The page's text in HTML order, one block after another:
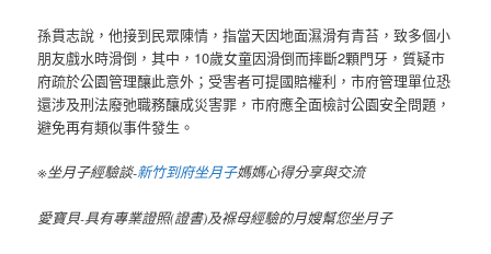
孫貫志說，他接到民眾陳情，指當天因地面濕滑有青苔，致多個小
朋友戲水時滑倒，其中，10歲女童因滑倒而摔斷2顆門牙，質疑市
府疏於公園管理釀此意外；受害者可提國賠權利，市府管理單位恐
還涉及刑法廢弛職務釀成災害罪，市府應全面檢討公園安全問題，
避免再有類似事件發生。
※坐月子經驗談-新竹到府坐月子媽媽心得分享與交流
愛寶貝-具有專業證照(證書)及褓母經驗的月嫂幫您坐月子